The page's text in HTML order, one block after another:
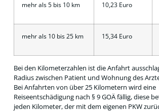
mehr als 5 bis 10 km 10,23 Euro
mehr als 10 bis 25 km 15,34 Euro
Bei den Kilometerzahlen ist die Anfahrt
Radius zwischen Patient und Wohnung des
Bei Anfahrten von über 25 Kilometern wird eine
Reiseentschädigung nach § 9 GOÄ fällig, diese
jeden Kilometer, der mit dem eigenen PKW